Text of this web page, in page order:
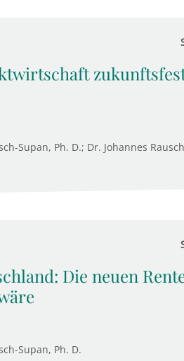
Supan, Ph. D.; Dr. Johannes Rausch
Die neuen
Supan, Ph. D.